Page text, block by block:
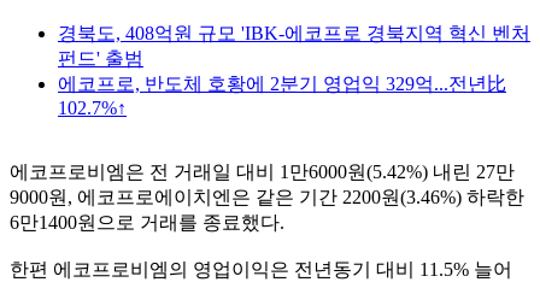
경북도, 408억원 규모 'IBK-에코프로 경북지역 혁신 벤처
펀드' 출범
에코프로, 반도체 호황에 2분기 영업익 329억...전년比
102.7%↑
에코프로비엠은 전 거래일 대비 1만6000원(5.42%) 내린 27만
9000원, 에코프로에이치엔은 같은 기간 2200원(3.46%) 하락한
6만1400원으로 거래를 종료했다.
한편 에코프로비엠의 영업이익은 전년동기 대비 11.5% 늘어